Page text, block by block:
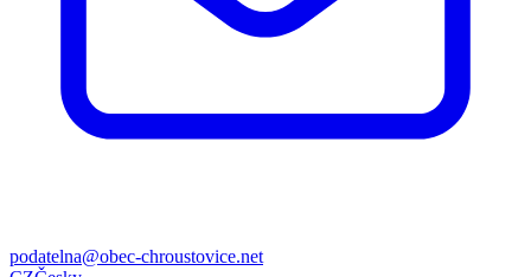
podatelna@obec-chroustovice.net